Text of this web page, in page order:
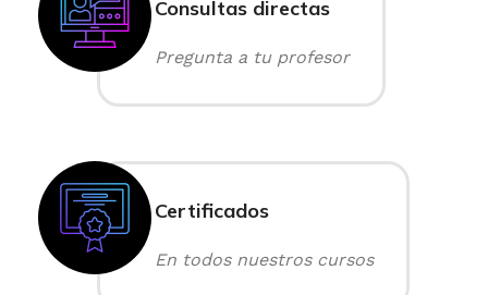
Consultas directas
Pregunta a tu profesor
Certificados
En todos nuestros cursos